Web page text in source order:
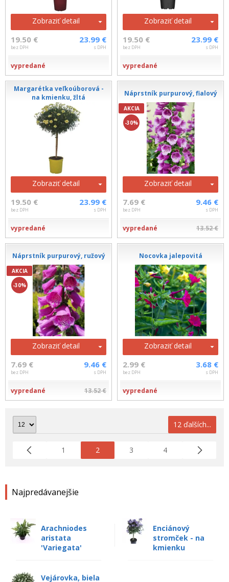
Najpredávanejšie
Arachniodes
aristata
'Variegata'
Enciánový
stromček - na
kmienku
Vejárovka, biela
Zobraziť detail
19.50 €
bez DPH
23.99 €
s DPH
vypredané
Zobraziť detail
19.50 €
bez DPH
23.99 €
s DPH
vypredané
Margarétka veľkoúborová -
na kmienku, žltá
Zobraziť detail
19.50 €
bez DPH
23.99 €
s DPH
vypredané
Náprstník purpurový, fialový
AKCIA
-30%
Zobraziť detail
7.69 €
bez DPH
9.46 €
s DPH
vypredané 13.52 €
Náprstník purpurový, ružový
AKCIA
-30%
Zobraziť detail
7.69 €
bez DPH
9.46 €
s DPH
vypredané 13.52 €
Nocovka jalepovitá
Zobraziť detail
2.99 €
bez DPH
3.68 €
s DPH
vypredané
12 ďalších...
1 2 3 4